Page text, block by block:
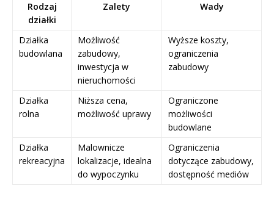
Rodzaj
działki
Zalety Wady
Działka
budowlana
Możliwość
zabudowy,
inwestycja w
nieruchomości
Wyższe koszty,
ograniczenia
zabudowy
Działka
rolna
Niższa cena,
możliwość uprawy
Ograniczone
możliwości
budowlane
Działka
rekreacyjna
Malownicze
lokalizacje, idealna
do wypoczynku
Ograniczenia
dotyczące zabudowy,
dostępność mediów